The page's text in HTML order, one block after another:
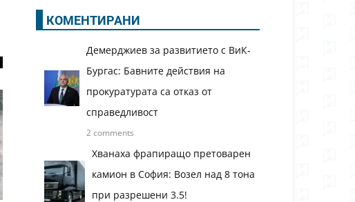
КОМЕНТИРАНИ
Демерджиев за развитието с ВиК-
Бургас: Бавните действия на
прокуратурата са отказ от
справедливост
2 comments
Хванаха фрапиращо претоварен
камион в София: Возел над 8 тона
при разрешени 3.5!